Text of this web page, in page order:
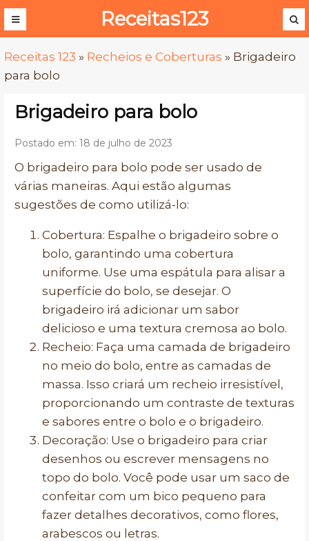
Receitas123
Receitas 123 » Recheios e Coberturas » Brigadeiro
para bolo
Brigadeiro para bolo
Postado em: 18 de julho de 2023
O brigadeiro para bolo pode ser usado de
várias maneiras. Aqui estão algumas
sugestões de como utilizá-lo:
Cobertura: Espalhe o brigadeiro sobre o
bolo, garantindo uma cobertura
uniforme. Use uma espátula para alisar a
superfície do bolo, se desejar. O
brigadeiro irá adicionar um sabor
delicioso e uma textura cremosa ao bolo.
Recheio: Faça uma camada de brigadeiro
no meio do bolo, entre as camadas de
massa. Isso criará um recheio irresistível,
proporcionando um contraste de texturas
e sabores entre o bolo e o brigadeiro.
Decoração: Use o brigadeiro para criar
desenhos ou escrever mensagens no
topo do bolo. Você pode usar um saco de
confeitar com um bico pequeno para
fazer detalhes decorativos, como flores,
arabescos ou letras.